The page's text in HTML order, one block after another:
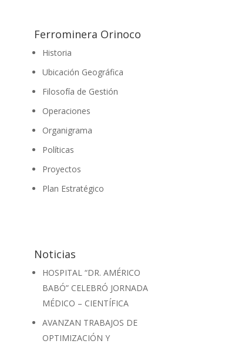
Ferrominera Orinoco
Historia
Ubicación Geográfica
Filosofía de Gestión
Operaciones
Organigrama
Políticas
Proyectos
Plan Estratégico
Noticias
HOSPITAL “DR. AMÉRICO
BABÓ” CELEBRÓ JORNADA
MÉDICO – CIENTÍFICA
AVANZAN TRABAJOS DE
OPTIMIZACIÓN Y